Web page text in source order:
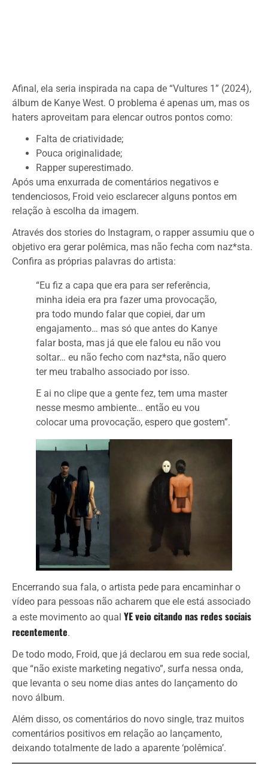
Afinal, ela seria inspirada na capa de “Vultures 1” (2024),
álbum de Kanye West. O problema é apenas um, mas os
haters aproveitam para elencar outros pontos como:
Falta de criatividade;
Pouca originalidade;
Rapper superestimado.
Após uma enxurrada de comentários negativos e
tendenciosos, Froid veio esclarecer alguns pontos em
relação à escolha da imagem.
Através dos stories do Instagram, o rapper assumiu que o
objetivo era gerar polêmica, mas não fecha com naz*sta.
Confira as próprias palavras do artista:
“Eu fiz a capa que era para ser referência,
minha ideia era pra fazer uma provocação,
pra todo mundo falar que copiei, dar um
engajamento… mas só que antes do Kanye
falar bosta, mas já que ele falou eu não vou
soltar… eu não fecho com naz*sta, não quero
ter meu trabalho associado por isso.
E ai no clipe que a gente fez, tem uma master
nesse mesmo ambiente… então eu vou
colocar uma provocação, espero que gostem”.
Encerrando sua fala, o artista pede para encaminhar o
vídeo para pessoas não acharem que ele está associado
a este movimento ao qual YE veio citando nas redes sociais
recentemente.
De todo modo, Froid, que já declarou em sua rede social,
que “não existe marketing negativo”, surfa nessa onda,
que levanta o seu nome dias antes do lançamento do
novo álbum.
Além disso, os comentários do novo single, traz muitos
comentários positivos em relação ao lançamento,
deixando totalmente de lado a aparente ‘polêmica’.